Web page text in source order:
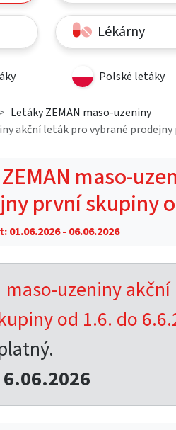
Lékárny
Polské letáky
Letáky ZEMAN maso-uzeniny
akční leták pro vybrané prodejny
ZEMAN maso-
první skupiny
- 06.06.2026
maso-uzeniny
od 1.6. do